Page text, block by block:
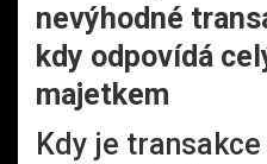
nevýhodné
kdy odpovídá
majetkem
Kdy je